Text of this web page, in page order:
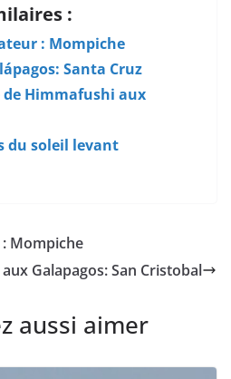
:
: Mompiche
Santa Cruz
de Himmafushi aux
du soleil levant
Mompiche
Galapagos: San Cristobal
aussi aimer